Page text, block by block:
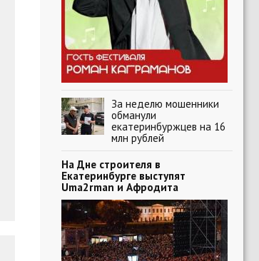
За неделю мошенники
обманули
екатеринбуржцев на 16
млн рублей
На Дне строителя в
Екатеринбурге выступят
Uma2rman и Афродита